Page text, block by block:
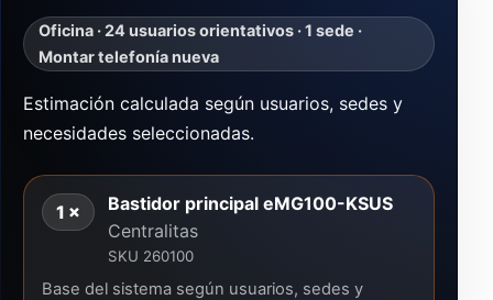
Oficina · 24 usuarios orientativos · 1 sede ·
Montar telefonía nueva
Estimación calculada según usuarios, sedes y
necesidades seleccionadas.
1 ×
Bastidor principal eMG100-KSUS
Centralitas
SKU 260100
Base del sistema según usuarios, sedes y